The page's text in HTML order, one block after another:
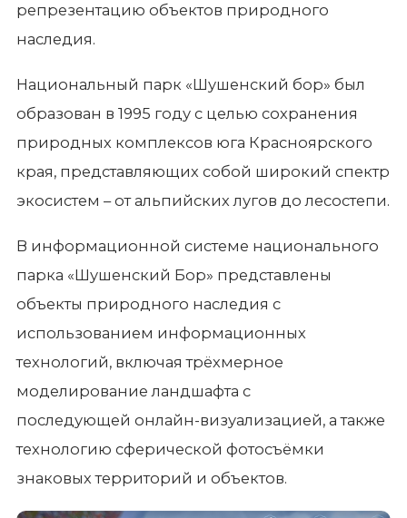
репрезентацию объектов природного
наследия.
Национальный парк «Шушенский бор» был
образован в 1995 году с целью сохранения
природных комплексов юга Красноярского
края, представляющих собой широкий спектр
экосистем – от альпийских лугов до лесостепи.
В информационной системе национального
парка «Шушенский Бор» представлены
объекты природного наследия с
использованием информационных
технологий, включая трёхмерное
моделирование ландшафта с
последующей онлайн-визуализацией, а также
технологию сферической фотосъёмки
знаковых территорий и объектов.